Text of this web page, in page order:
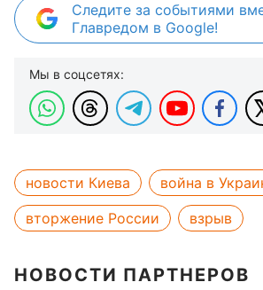
Следите за событиями
Главредом в Google!
Мы в соцсетях:
новости Киева
война в
вторжение России
взрыв
НОВОСТИ ПАРТНЕРОВ